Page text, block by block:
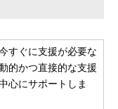
すぐに支援が必要な
的かつ直接的な支援
心にサポートしま